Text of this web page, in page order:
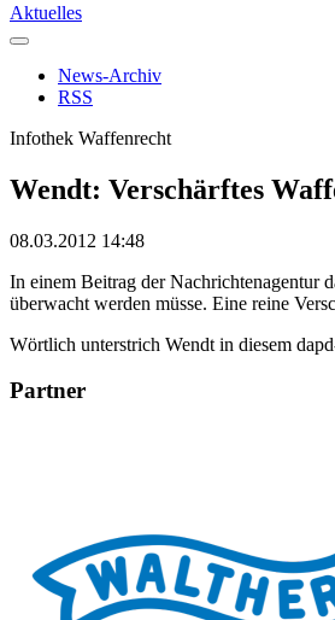
Aktuelles
News-Archiv
RSS
Infothek Waffenrecht
Wendt: Verschärftes
08.03.2012 14:48
In einem Beitrag der Nachrichtenagentur
überwacht werden müsse. Eine reine
Wörtlich unterstrich Wendt in diesem
Partner